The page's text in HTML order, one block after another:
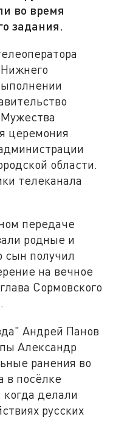
во время
задания.
церемония
области.
телеканала
передаче
родные и
сын получил
на вечное
Сормовского
Андрей Панов
Александр
ранения во
в посёлке
делали
русских